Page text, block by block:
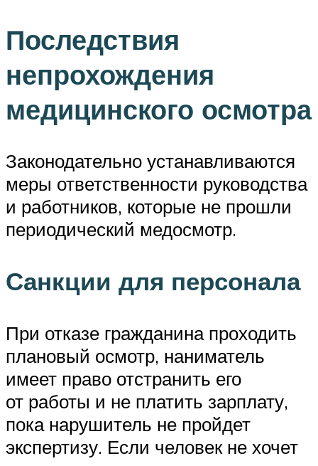
Последствия
непрохождения
медицинского осмотра
Законодательно устанавливаются
меры ответственности руководства
и работников, которые не прошли
периодический медосмотр.
Санкции для персонала
При отказе гражданина проходить
плановый осмотр, наниматель
имеет право отстранить его
от работы и не платить зарплату,
пока нарушитель не пройдет
экспертизу. Если человек не хочет